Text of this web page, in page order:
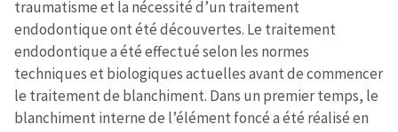
traumatisme et la nécessité d’un traitement
endodontique ont été découvertes. Le traitement
endodontique a été effectué selon les normes
techniques et biologiques actuelles avant de commencer
le traitement de blanchiment. Dans un premier temps, le
blanchiment interne de l’élément foncé a été réalisé en